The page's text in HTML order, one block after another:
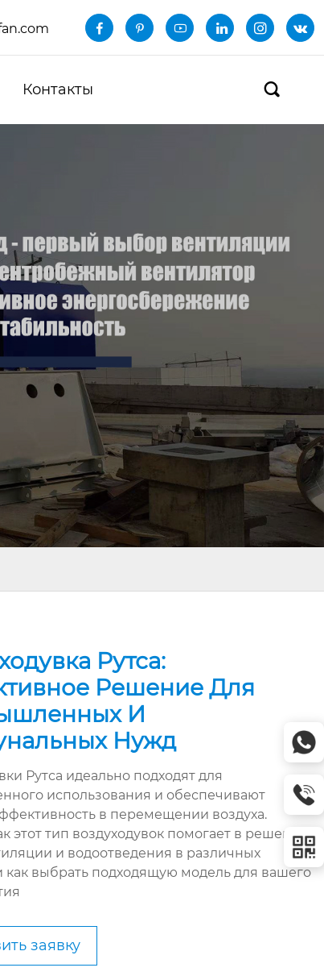
     
Контакты 
Рутса:
Решение Для
И
Нужд
Рутса идеально подходят для
использования и обеспечивают
в перемещении воздуха.
этот тип воздуходувок помогает в решении
и водоотведения в различных
как выбрать подходящую модель для вашего
заявку